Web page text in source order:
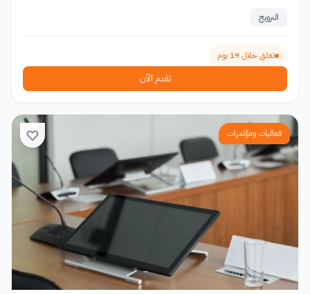
النرويج
تغلق خلال 19 يوم
تقدم الآن
فعاليات ومؤتمرات